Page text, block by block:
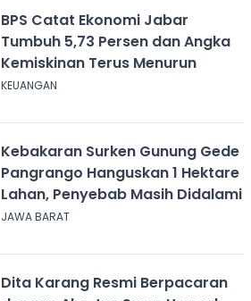
BPS Catat Ekonomi Jabar
Tumbuh 5,73 Persen dan Angka
Kemiskinan Terus Menurun
KEUANGAN
Kebakaran Surken Gunung Gede
Pangrango Hanguskan 1 Hektare
Lahan, Penyebab Masih Didalami
JAWA BARAT
Dita Karang Resmi Berpacaran